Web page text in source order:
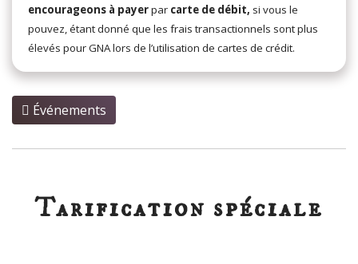
encourageons à payerpar carte de débit, si vous le
pouvez, étant donné que les frais transactionnels sont plus
élevés pour GNA lors de l’utilisation de cartes de crédit.
Événements
Tarification spéciale